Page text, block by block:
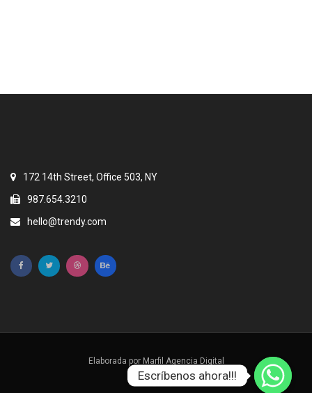
172 14th Street, Office 503, NY
987.654.3210
hello@trendy.com
Elaborada por Marfil Agencia Digital
Escríbenos ahora!!!